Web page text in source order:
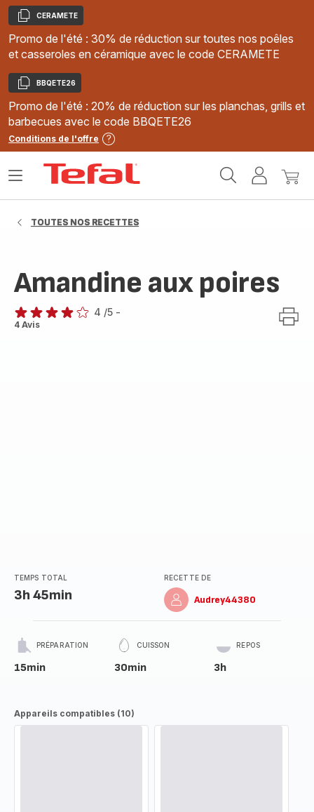
Copier
CERAMETE
Promo de l'été : 30% de réduction sur toutes nos poêles
et casseroles en céramique avec le code CERAMETE
Copier
BBQETE26
Promo de l'été : 20% de réduction sur les planchas, grills et
barbecues avec le code BBQETE26
Conditions de l'offre
MonMon
Ouvrir
TOUTES NOS RECETTES
Amandine aux poires
Avis
4 /5 -
4 Avis
TEMPS TOTAL
3h 45min
RECETTE DE
Audrey44380
PRÉPARATION
15min
CUISSON
30min
REPOS
3h
Appareils compatibles (10)